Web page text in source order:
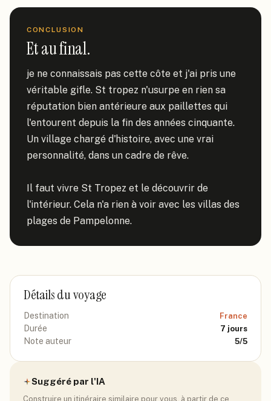
CONCLUSION
Et au final.
je ne connaissais pas cette côte et j'ai pris une
véritable gifle. St tropez n'usurpe en rien sa
réputation bien antérieure aux paillettes qui
l'entourent depuis la fin des années cinquante.
Un village chargé d'histoire, avec une vrai
personnalité, dans un cadre de rêve.
Il faut vivre St Tropez et le découvrir de
l'intérieur. Cela n'a rien à voir avec les villas des
plages de Pampelonne.
Détails du voyage
Destination France
Durée 7 jours
Note auteur 5/5
Suggéré par l'IA
Construire un itinéraire similaire pour vous, à partir de ce